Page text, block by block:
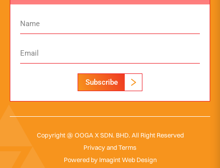
Subscribe
Copyright @ OOGA X SDN. BHD. All Right Reserved
Privacy and Terms
Powered by Imagint Web Design